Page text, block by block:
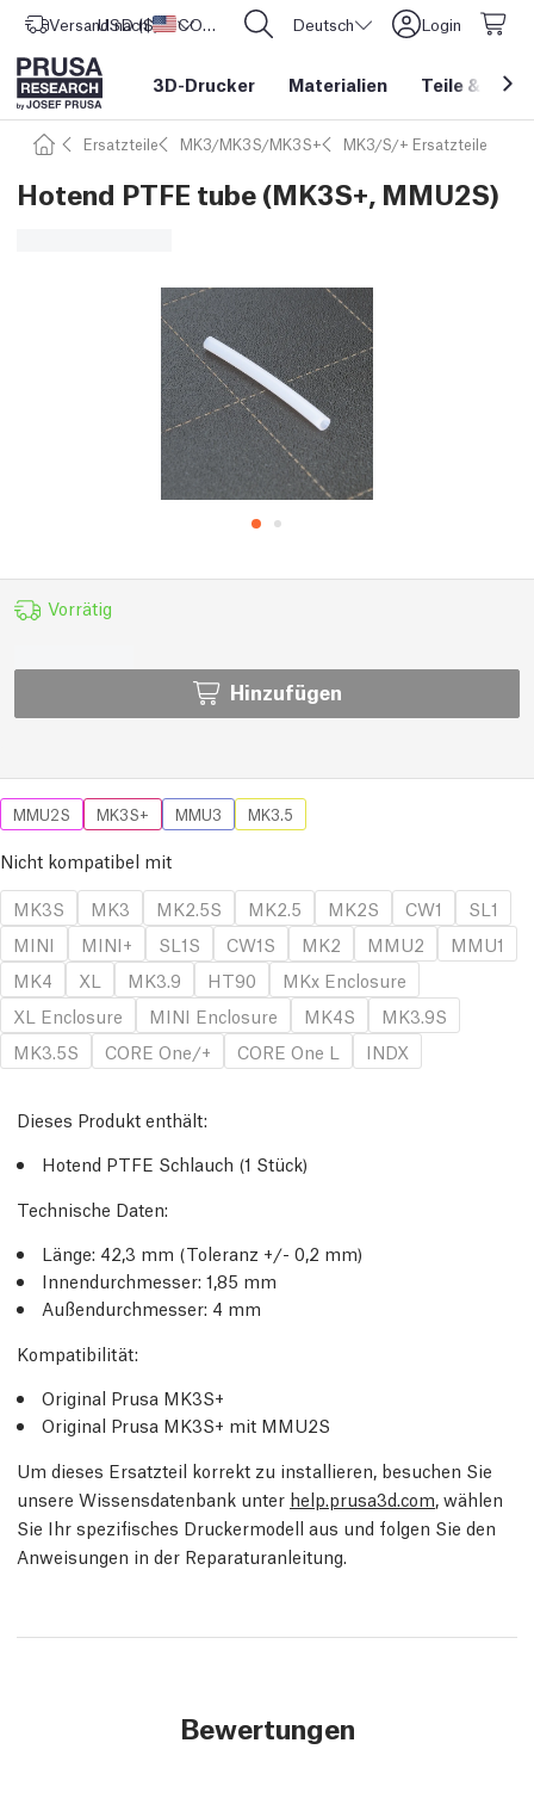
Versand nach Vereinigte Staaten
USD ($) CORE One L: Jetzt auf Lager! Deutsch Login
3D-Drucker Materialien Teile &
Ersatzteile MK3/MK3S/MK3S+ MK3/S/+ Ersatzteile
Hotend PTFE tube (MK3S+, MMU2S)
Vorrätig
Hinzufügen
MMU2S MK3S+ MMU3 MK3.5
Nicht kompatibel mit
MK3S
MK3 MK2.5S MK2.5 MK2S CW1
SL1
MINI
MINI+ SL1S CW1S MK2 MMU2
MMU1
MK4
XL MK3.9 HT90
MKx Enclosure
XL Enclosure
MINI Enclosure MK4S
MK3.9S
MK3.5S
CORE One/+ CORE One L INDX
Dieses Produkt enthält:
Hotend PTFE Schlauch (1 Stück)
Technische Daten:
Länge: 42,3 mm (Toleranz +/- 0,2 mm)
Innendurchmesser: 1,85 mm
Außendurchmesser: 4 mm
Kompatibilität:
Original Prusa MK3S+
Original Prusa MK3S+ mit MMU2S
Um dieses Ersatzteil korrekt zu installieren, besuchen Sie
unsere Wissensdatenbank unter help.prusa3d.com, wählen
Sie Ihr spezifisches Druckermodell aus und folgen Sie den
Anweisungen in der Reparaturanleitung.
Bewertungen